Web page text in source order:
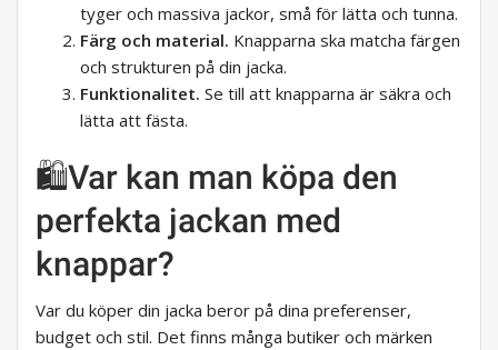
tyger och massiva jackor, små för lätta och tunna.
Färg och material. Knapparna ska matcha färgen
och strukturen på din jacka.
Funktionalitet. Se till att knapparna är säkra och
lätta att fästa.
🛍Var kan man köpa den
perfekta jackan med
knappar?
Var du köper din jacka beror på dina preferenser,
budget och stil. Det finns många butiker och märken